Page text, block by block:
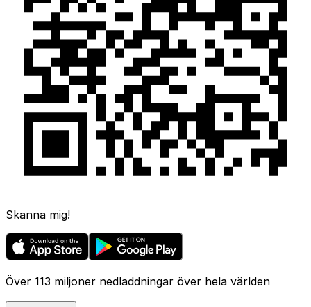
Skanna mig!
Över 113 miljoner nedladdningar över hela världen